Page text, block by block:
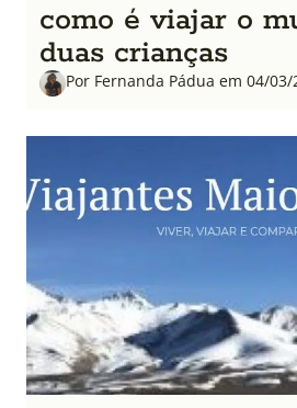
como é viajar o
duas crianças
Por Fernanda Pádua em 04/03/